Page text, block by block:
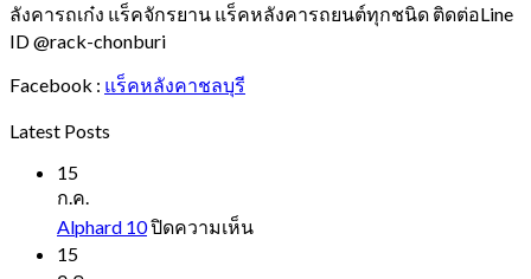
ลังคารถเก๋ง แร็คจักรยาน แร็คหลังคารถยนต์ทุกชนิด ติดต่อLine
ID @rack-chonburi
Facebook : แร็คหลังคาชลบุรี
Latest Posts
15
ก.ค.
Alphard 10ปิดความเห็นบน
15